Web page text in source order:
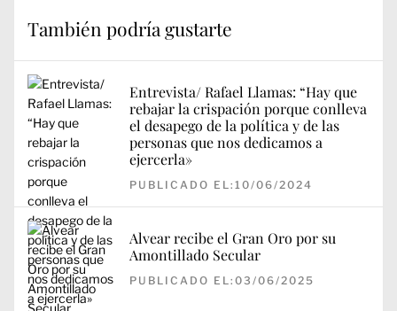
También podría gustarte
Entrevista/ Rafael Llamas: “Hay que
rebajar la crispación porque conlleva
el desapego de la política y de las
personas que nos dedicamos a
ejercerla»
PUBLICADO EL:10/06/2024
Alvear recibe el Gran Oro por su
Amontillado Secular
PUBLICADO EL:03/06/2025